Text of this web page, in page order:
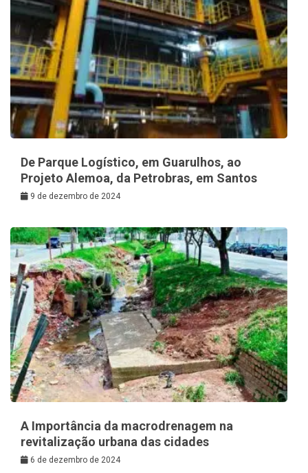
De Parque Logístico, em Guarulhos, ao
Projeto Alemoa, da Petrobras, em Santos
9 de dezembro de 2024
A Importância da macrodrenagem na
revitalização urbana das cidades
6 de dezembro de 2024